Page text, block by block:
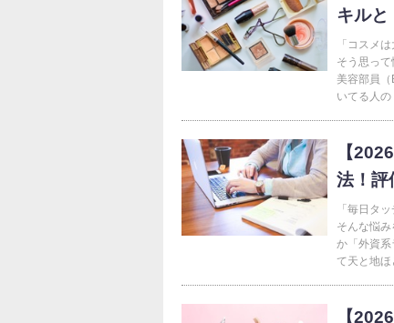
キル
「コスメ
そう思っ
美容部員
いてる人の
【
法！評
「毎日タ
そんな悩
か「外資
て天と地ほ
【